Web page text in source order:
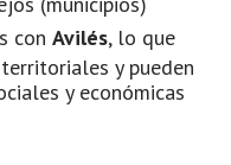
con Avilés, lo que
y pueden
y económicas